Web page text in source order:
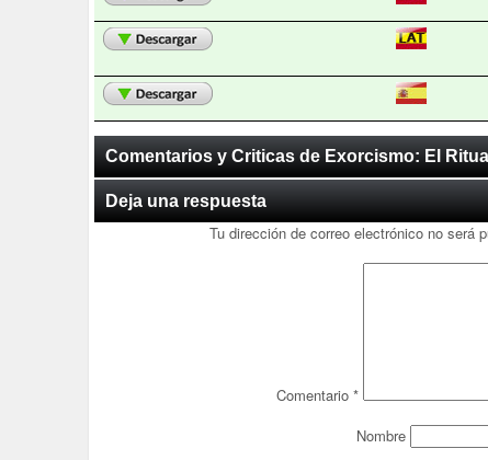
Comentarios y Criticas de Exorcismo: El Ritual
Deja una respuesta
Tu dirección de correo electrónico no será
Comentario *
Nombre